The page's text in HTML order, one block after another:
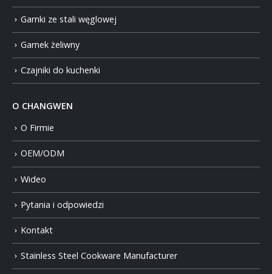
Garnki ze stali węglowej
Garnek żeliwny
Czajniki do kuchenki
O CHANGWEN
O Firmie
OEM/ODM
Wideo
Pytania i odpowiedzi
Kontakt
Stainless Steel Cookware Manufacturer